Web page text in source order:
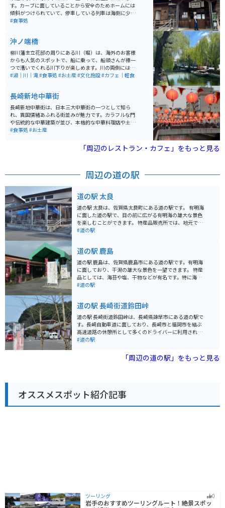
す。カーブに面していることから安全のためホームには
傾斜がつけられていて、停車している列車は海側に少し
傾いた状態になるとういうユニークな駅で、日本でもこ
#食事処
沖ノ端橋
柳川藩主立花邸の周りにある川（堀）は、海外のお客様
からも人気のスポットで、船に乗って、船頭さんが棒一
つで漕いでくれる川下りが楽しめます。川の両側には柳
の木がズラッと立ち並んでおり、風に揺れる柳と川下り
#湖｜川｜滝#食事処 #お土産#文化施設#カフェ｜軽食
長崎新地中華街
長崎新地中華街は、日本三大中華街の一つとして知ら
れ、異国情緒あふれる街並みが魅力です。カラフルな門
や伝統的な中華建築が並び、本格的な中華料理店や土産
物店が軒を連ねています。特に角煮まんじゅうや長崎ち
は、周辺に駐輪場が限られるため、近隣の公共駐輪場を
利用するか、早めの時間帯に訪れて駐車スペースを確保
てみてください。
#食事処 #お土産
「周辺のレストラン・カフェ」をもっと見る
周辺の道の駅
道の駅 太良
道の駅 太良は、佐賀県太良町にある道の駅です。 有明海
に面した道の駅で、目の前に広がる有明海の雄大な景色
を楽しむことができます。 特産品販売所では、地元で獲
れた新鮮な魚介類や、海苔、みかんなどの特産品を購入
る場合、道の駅には広い駐車場が完備されているので安
心です。 有明海沿いを走る国道207号線は、信号が少な
く、景色も良いため、ツーリングにも最適です。 道の駅
太良は、休憩場所としてだけでなく、太良町の魅力を満
喫できるスポットとしてもおすすめです。
#道の駅
道の駅 鹿島
道の駅 鹿島は、佐賀県鹿島市にある道の駅です。有明海
に面しており、干潟の雄大な景色を一望できます。 特産
品としては、海苔や塩、干物などが有名です。特に海苔
は、佐賀県有数の産地として知られており、道の駅 鹿島
ーなどが併設されており、休憩や食事、観光情報収集に
最適です。バイクで訪れる場合、駐車場も広々としてい
るので安心です。 周辺には、祐徳稲荷神社や肥前浜宿な
ど、観光スポットも点在しています。道の駅 鹿島を拠点
に、佐賀県の観光を楽しんでみてはいかがでしょうか。
#道の駅
道の駅 長崎街道鈴田峠
道の駅 長崎街道鈴田峠は、長崎県諫早市にある道の駅で
す。長崎自動車道に面しており、長崎市と福岡市を結ぶ
高速道路の休憩所として多くのドライバーに利用されて
います。 この道の駅は、標高280mの高台に位置してお
きます。特に夜景は美しく、デートコースとしても人気
適な場所です。 長崎街道鈴田峠は、景色を楽しむのはも
ちろん、地元の文化や食に触れることもできる道の駅で
す。
#道の駅
「周辺の道の駅」をもっと見る
オススメスポット紹介記事
ツーリング 0
岩手のおすすめツーリングルート！絶景スポッ